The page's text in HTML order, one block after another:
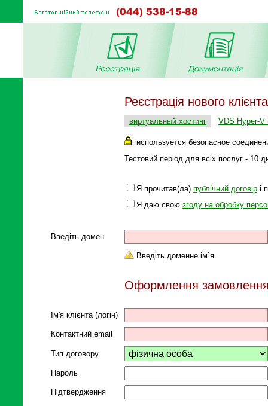
Реєстрація нового клієнта
виртуальный хостинг VDS Hyper-V
используется безопасное
Тестовий період для всіх послуг - 10
Я прочитав(ла) публічний договір і
Я даю свою згоду на обробку
Введіть домен
Введіть доменне ім`я.
Оформлення
Ім'я клієнта (логін)
Контактний email
Тип договору
Пароль
Підтвердження